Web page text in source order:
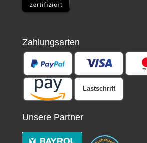
Zahlungsarten
Lastschrift
Unsere Partner